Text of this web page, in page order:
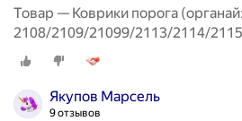
Товар — Коврики порога
2108/2109/21099/2113/2114/
передние
Якупов Марсель
9 отзывов